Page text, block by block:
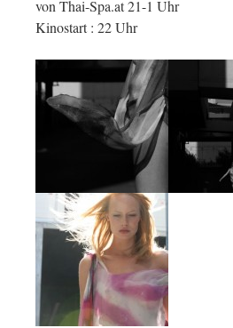
von Thai-Spa.at 21-1 Uhr
Kinostart : 22 Uhr